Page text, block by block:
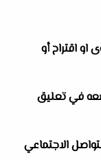
اقتراح أو
في تعليق
الاجتماعي